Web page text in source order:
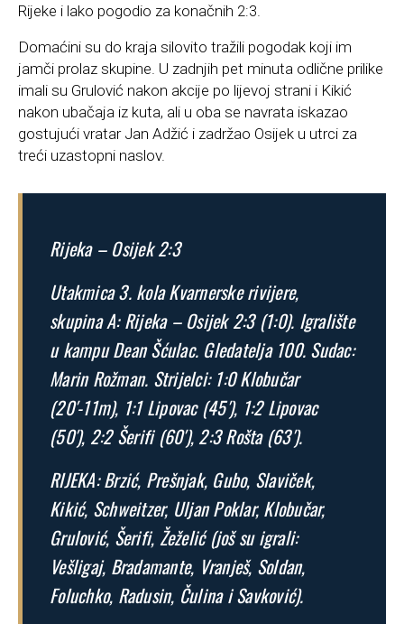
Rijeke i lako pogodio za konačnih 2:3.
Domaćini su do kraja silovito tražili pogodak koji im
jamči prolaz skupine. U zadnjih pet minuta odlične prilike
imali su Grulović nakon akcije po lijevoj strani i Kikić
nakon ubačaja iz kuta, ali u oba se navrata iskazao
gostujući vratar Jan Adžić i zadržao Osijek u utrci za
treći uzastopni naslov.
Rijeka – Osijek 2:3
Utakmica 3. kola Kvarnerske rivijere,
skupina A: Rijeka – Osijek 2:3 (1:0). Igralište
u kampu Dean Šćulac. Gledatelja 100. Sudac:
Marin Rožman. Strijelci: 1:0 Klobučar
(20′-11m), 1:1 Lipovac (45′), 1:2 Lipovac
(50′), 2:2 Šerifi (60′), 2:3 Rošta (63′).
RIJEKA: Brzić, Prešnjak, Gubo, Slaviček,
Kikić, Schweitzer, Uljan Poklar, Klobučar,
Grulović, Šerifi, Žeželić (još su igrali:
Vešligaj, Bradamante, Vranješ, Soldan,
Foluchko, Radusin, Čulina i Savković).